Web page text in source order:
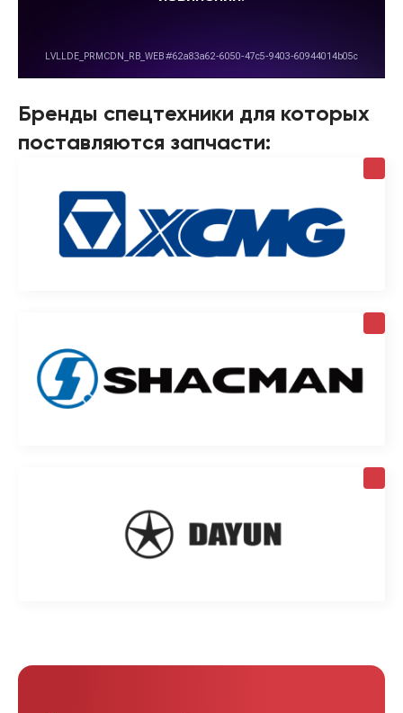
Бренды спецтехники для которых
поставляются запчасти: